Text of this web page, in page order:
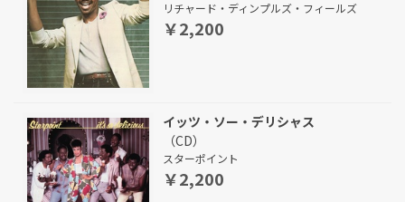
リチャード・ディンプルズ・フィールズ
￥2,200
イッツ・ソー・デリシャス
（CD）
スターポイント
￥2,200